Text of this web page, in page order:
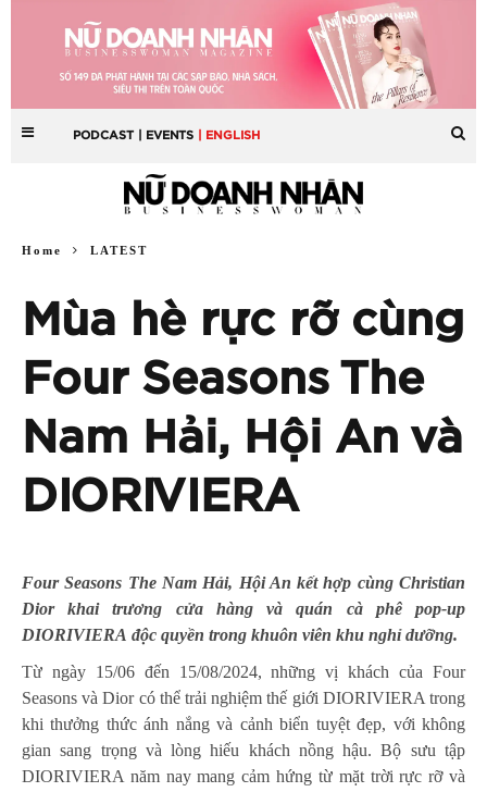
PODCAST | EVENTS | ENGLISH
Home LATEST
Mùa hè rực rỡ cùng
Four Seasons The
Nam Hải, Hội An và
DIORIVIERA
Four Seasons The Nam Hải, Hội An kết hợp cùng Christian
Dior khai trương cửa hàng và quán cà phê pop-up
DIORIVIERA độc quyền trong khuôn viên khu nghỉ dưỡng.
Từ ngày 15/06 đến 15/08/2024, những vị khách của Four
Seasons và Dior có thể trải nghiệm thế giới DIORIVIERA trong
khi thưởng thức ánh nắng và cảnh biển tuyệt đẹp, với không
gian sang trọng và lòng hiếu khách nồng hậu. Bộ sưu tập
DIORIVIERA năm nay mang cảm hứng từ mặt trời rực rỡ và